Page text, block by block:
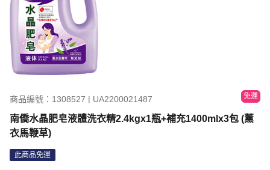
商品編號：1308527 | UA2200021487 免運
南僑水晶肥皂液體洗衣精2.4kgx1瓶+補充1400mlx3包 (薰
衣馬鞭草)
此商品免運